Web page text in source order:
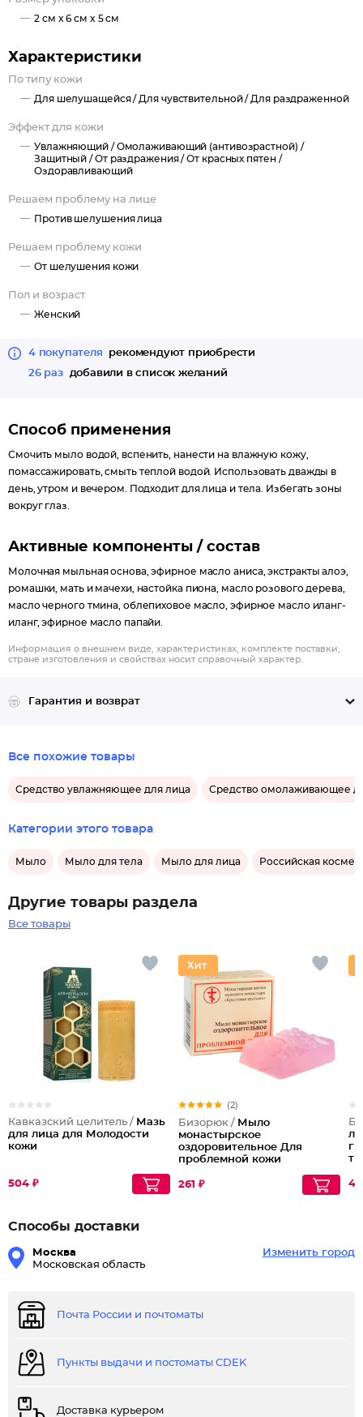
2 см x 6 см x 5 см
Характеристики
По типу кожи
Для шелушащейся / Для чувствительной / Для раздраженной
Эффект для кожи
Увлажняющий /Омолаживающий (антивозрастной) /
Защитный /От раздражения /От красных пятен /
Оздоравливающий
Решаем проблему на лице
Против шелушения лица
Решаем проблему кожи
От шелушения кожи
Пол и возраст
Женский
4 покупателя
рекомендуют приобрести
26 раз
добавили в список желаний
Способ применения
Смочить мыло водой, вспенить, нанести на влажную кожу,
помассажировать, смыть теплой водой. Использовать дважды в
день, утром и вечером. Подходит для лица и тела. Избегать зоны
вокруг глаз.
Активные компоненты / состав
Молочная мыльная основа, эфирное масло аниса, экстракты алоэ,
ромашки, мать и мачехи, настойка пиона, масло розового дерева,
масло черного тмина, облепиховое масло, эфирное масло иланг-
иланг, эфирное масло папайи.
Информация о внешнем виде, характеристиках, комплекте поставки,
стране изготовления и свойствах носит справочный характер.
Гарантия и возврат
Все похожие товары
Средство увлажняющее для лица Средство омолаживающее
Категории этого товара
Мыло Мыло для тела Мыло для лица Российская
Другие товары раздела
Все товары
Кавказский целитель / Мазь
для лица для Молодости
кожи
504 ₽
(2)
Бизорюк / Мыло
монастырское
оздоровительное Для
проблемной кожи
261 ₽
Способы доставки
Москва
Московская область
Изменить город
Почта России и почтоматы
Пункты выдачи и постоматы CDEK
Доставка курьером